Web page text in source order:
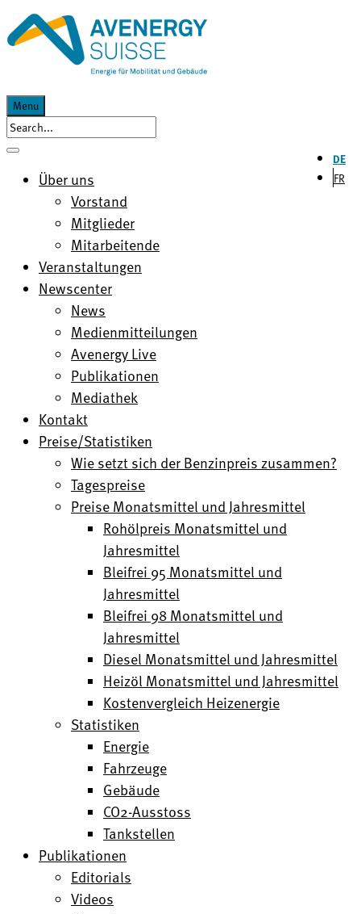
Menu
DE
FR
Über uns
Vorstand
Mitglieder
Mitarbeitende
Veranstaltungen
Newscenter
News
Medienmitteilungen
Avenergy Live
Publikationen
Mediathek
Kontakt
Preise/Statistiken
Wie setzt sich der Benzinpreis zusammen?
Tagespreise
Preise Monatsmittel und Jahresmittel
Rohölpreis Monatsmittel und
Jahresmittel
Bleifrei 95 Monatsmittel und
Jahresmittel
Bleifrei 98 Monatsmittel und
Jahresmittel
Diesel Monatsmittel und Jahresmittel
Heizöl Monatsmittel und Jahresmittel
Kostenvergleich Heizenergie
Statistiken
Energie
Fahrzeuge
Gebäude
CO2-Ausstoss
Tankstellen
Publikationen
Editorials
Videos